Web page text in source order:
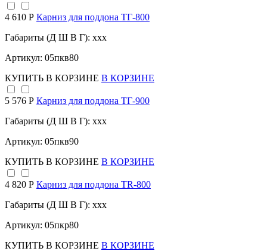
4 610 Р Карниз для поддона TГ-800
Габариты (Д Ш В Г): xxx
Артикул: 05пкв80
КУПИТЬ В КОРЗИНЕ В КОРЗИНЕ
5 576 Р Карниз для поддона TГ-900
Габариты (Д Ш В Г): xxx
Артикул: 05пкв90
КУПИТЬ В КОРЗИНЕ В КОРЗИНЕ
4 820 Р Карниз для поддона TR-800
Габариты (Д Ш В Г): xxx
Артикул: 05пкр80
КУПИТЬ В КОРЗИНЕ В КОРЗИНЕ